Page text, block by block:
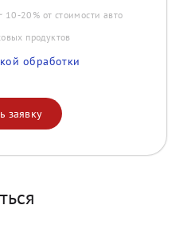
20% от стоимости авто
продуктов
обработки
заявку